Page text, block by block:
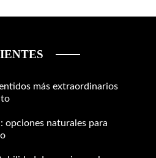
más extraordinarios
opciones naturales para